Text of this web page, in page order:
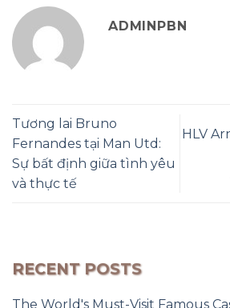
ADMINPBN
Tương lai Bruno
Fernandes tại Man Utd:
Sự bất định giữa tình yêu
và thực tế
HLV
RECENT POSTS
The World's Must-Visit Famous